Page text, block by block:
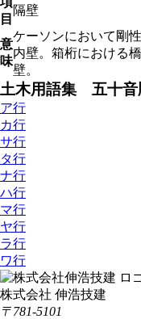
目
隔壁
意
味
ケーソンにおいて剛
内壁。箱桁における
壁。
土木用語集 五十音
ア行
カ行
サ行
タ行
ナ行
ハ行
マ行
ヤ行
ラ行
ワ行
株式会社 伸浩技建
〒781-5101